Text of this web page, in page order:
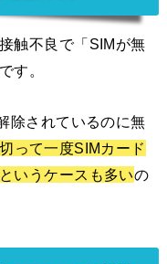
触不良で「SIMが無
す。
除されているのに無
って一度SIMカード
いうケースも多いの